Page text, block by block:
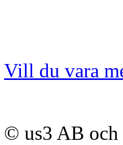
Vill du vara
© us3 AB och